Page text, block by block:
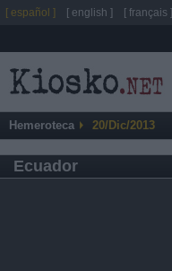
Hemeroteca 20/Dic/2013
Ecuador
[ español ] [ english ] [ français ]